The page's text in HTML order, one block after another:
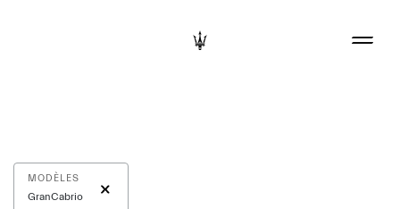
MODÈLES
GranCabrio